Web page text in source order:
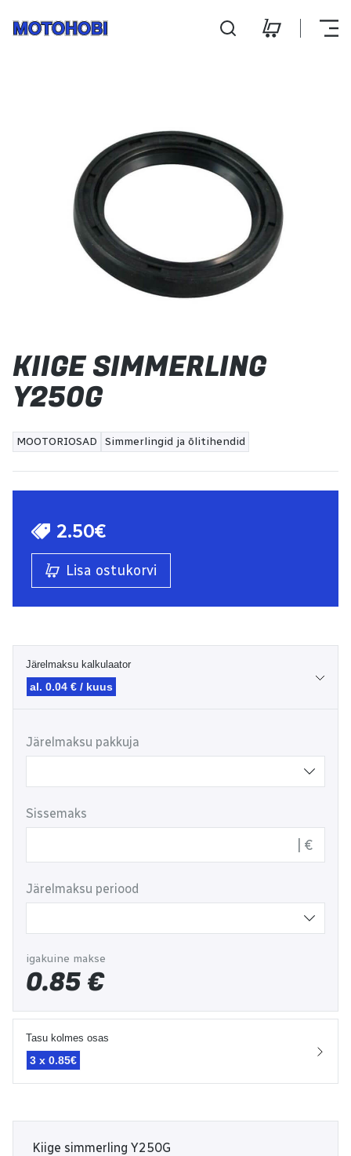
E-pood
E-R 9:00 - 18:00
KIIGE SIMMERLING
Y250G
MOOTORIOSAD Simmerlingid ja õlitihendid
2.50€
Lisa ostukorvi
Järelmaksu kalkulaator
al. 0.04 € / kuus
Järelmaksu pakkuja
Sissemaks
€
Järelmaksu periood
igakuine makse
0.85€
Tasu kolmes osas
3 x 0.85€
Kiige simmerling Y250G